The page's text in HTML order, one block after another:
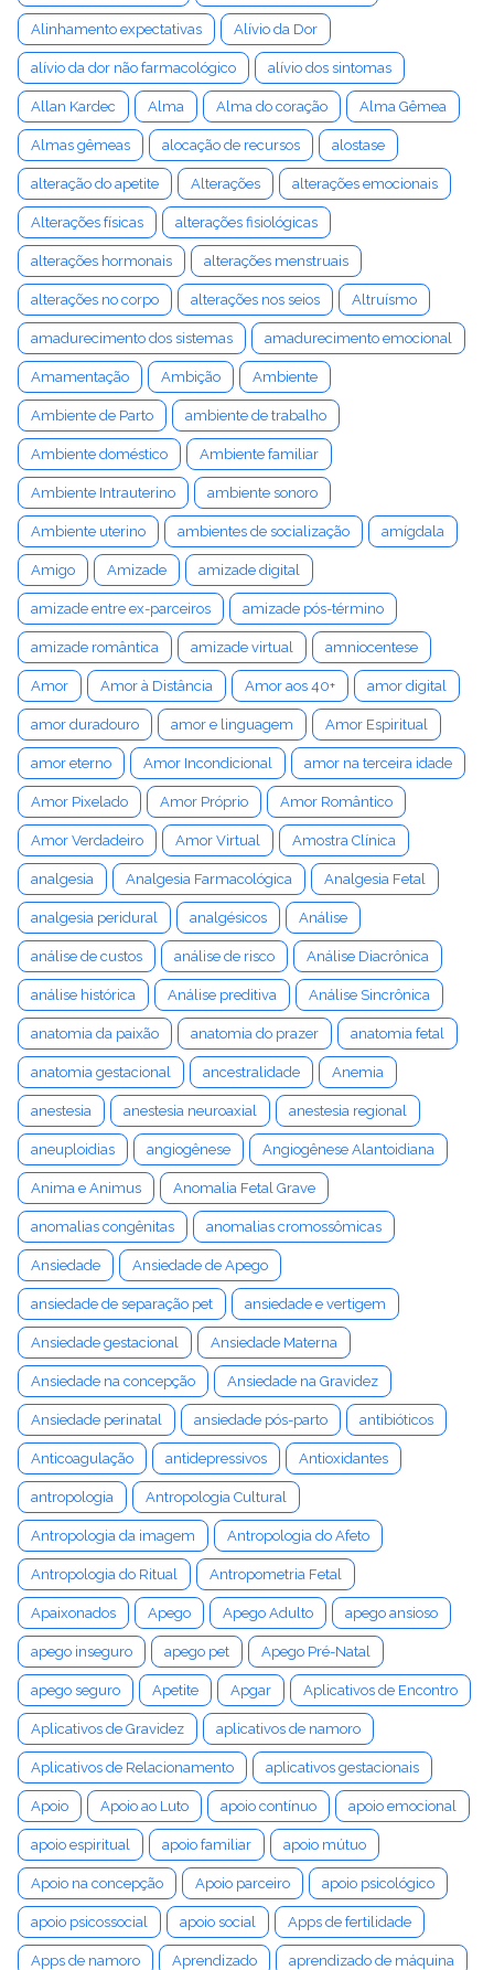
Alinhamento expectativas Alívio da Dor
alívio da dor não farmacológico alívio dos sintomas
Allan Kardec Alma Alma do coração Alma Gêmea
Almas gêmeas alocação de recursos alostase
alteração do apetite Alterações alterações emocionais
Alterações físicas alterações fisiológicas
alterações hormonais alterações menstruais
alterações no corpo alterações nos seios Altruísmo
amadurecimento dos sistemas amadurecimento emocional
Amamentação Ambição Ambiente
Ambiente de Parto ambiente de trabalho
Ambiente doméstico Ambiente familiar
Ambiente Intrauterino ambiente sonoro
Ambiente uterino ambientes de socialização amígdala
Amigo Amizade amizade digital
amizade entre ex-parceiros amizade pós-término
amizade romântica amizade virtual amniocentese
Amor Amor à Distância Amor aos 40+ amor digital
amor duradouro amor e linguagem Amor Espiritual
amor eterno Amor Incondicional amor na terceira idade
Amor Pixelado Amor Próprio Amor Romântico
Amor Verdadeiro Amor Virtual Amostra Clínica
analgesia Analgesia Farmacológica Analgesia Fetal
analgesia peridural analgésicos Análise
análise de custos análise de risco Análise Diacrônica
análise histórica Análise preditiva Análise Sincrônica
anatomia da paixão anatomia do prazer anatomia fetal
anatomia gestacional ancestralidade Anemia
anestesia anestesia neuroaxial anestesia regional
aneuploidias angiogênese Angiogênese Alantoidiana
Anima e Animus Anomalia Fetal Grave
anomalias congênitas anomalias cromossômicas
Ansiedade Ansiedade de Apego
ansiedade de separação pet ansiedade e vertigem
Ansiedade gestacional Ansiedade Materna
Ansiedade na concepção Ansiedade na Gravidez
Ansiedade perinatal ansiedade pós-parto antibióticos
Anticoagulação antidepressivos Antioxidantes
antropologia Antropologia Cultural
Antropologia da imagem Antropologia do Afeto
Antropologia do Ritual Antropometria Fetal
Apaixonados Apego Apego Adulto apego ansioso
apego inseguro apego pet Apego Pré-Natal
apego seguro Apetite Apgar Aplicativos de Encontro
Aplicativos de Gravidez aplicativos de namoro
Aplicativos de Relacionamento aplicativos gestacionais
Apoio Apoio ao Luto apoio contínuo apoio emocional
apoio espiritual apoio familiar apoio mútuo
Apoio na concepção Apoio parceiro apoio psicológico
apoio psicossocial apoio social Apps de fertilidade
Apps de namoro Aprendizado aprendizado de máquina